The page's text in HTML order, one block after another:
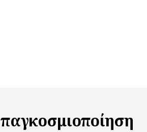
παγκοσμιοποίηση